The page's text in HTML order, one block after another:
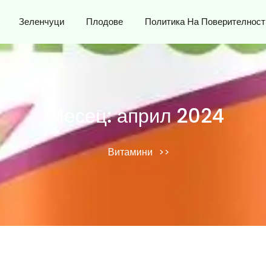
Зеленчуци Плодове Политика На Поверителност
Месец:април 2024
Витамини >>